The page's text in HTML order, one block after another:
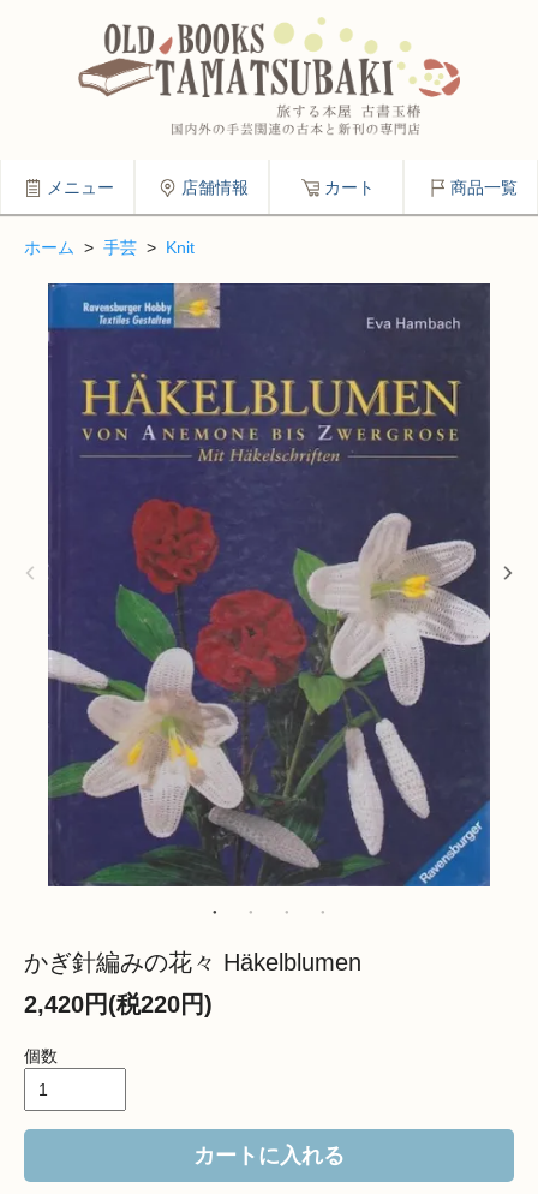
メニュー 店舗情報 カート 商品一覧
ホーム > 手芸 > Knit
かぎ針編みの花々 Häkelblumen
2,420円(税220円)
個数
カートに入れる